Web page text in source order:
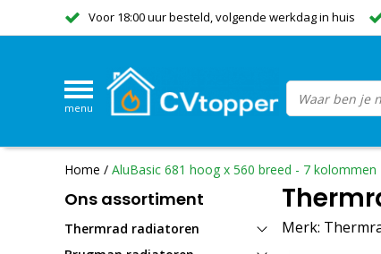
Voor 18:00 uur besteld, volgende werkdag in huis
menu
Home / AluBasic 681 hoog x 560 breed - 7 kolommen
Ons assortiment
Thermrad radiatoren
Merk: